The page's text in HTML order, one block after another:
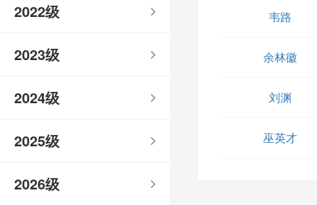
2022级
2023级
2024级
2025级
2026级
韦路
余林徽
刘渊
巫英才